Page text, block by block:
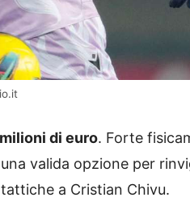
di euro. Forte
valida opzione per
a Cristian Chivu.